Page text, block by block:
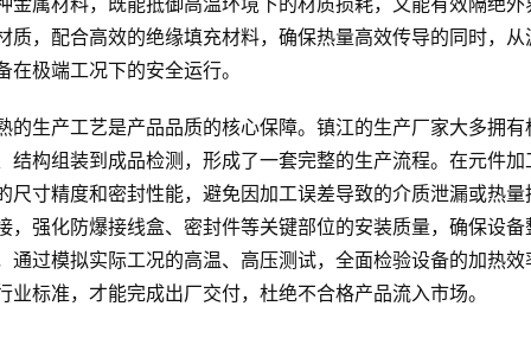
质，配合高效的绝缘填充材料，确保热量高效传导的同时，
在极端工况下的安全运行。
的生产工艺是产品品质的核心保障。镇江的生产厂家大多拥
结构组装到成品检测，形成了一套完整的生产流程。在元件
尺寸精度和密封性能，避免因加工误差导致的介质泄漏或热
，强化防爆接线盒、密封件等关键部位的安装质量，确保设
通过模拟实际工况的高温、高压测试，全面检验设备的加热
业标准，才能完成出厂交付，杜绝不合格产品流入市场。